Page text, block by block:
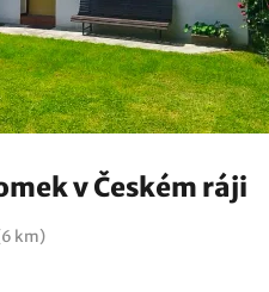
v Českém ráji
km)